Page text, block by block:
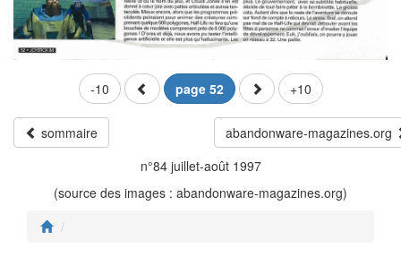
-10 page 52 +10
sommaire
abandonware-magazines.org
n°84 juillet-août 1997
(source des images : abandonware-magazines.org)